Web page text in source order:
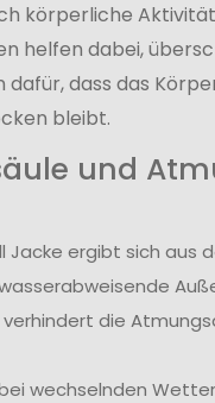
körperliche
helfen dabei,
dass das
bleibt.
und
Jacke ergibt sich aus
die
wechselnden